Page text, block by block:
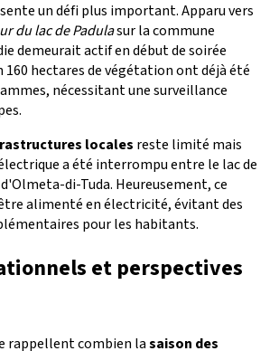
un défi plus important. Apparu vers
du lac de Padulasur la commune
demeurait actif en début de soirée
160 hectares de végétation ont déjà été
nécessitant une surveillance
locales reste limité mais
a été interrompu entre le lac de
di-Tuda. Heureusement, ce
alimenté en électricité, évitant des
pour les habitants.
et perspectives
rappellent combien lasaison des